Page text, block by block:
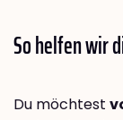
So helfen wir
Du möchtest